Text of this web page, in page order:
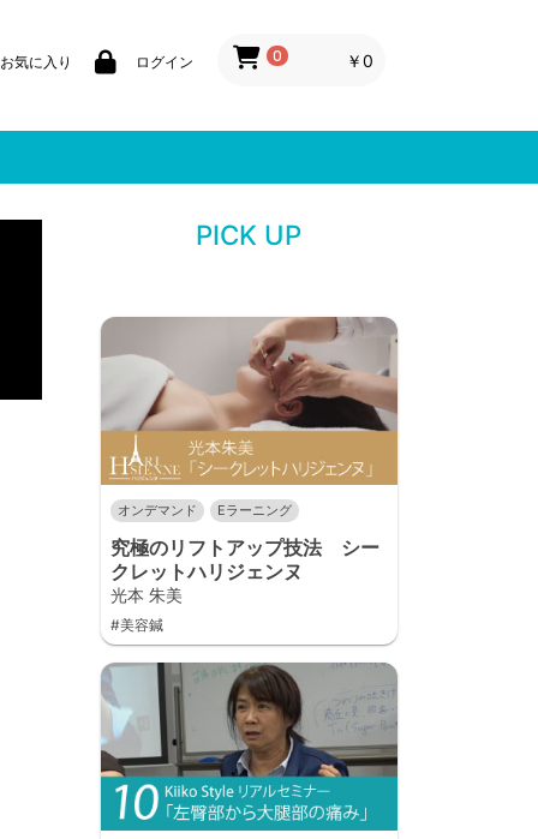
お気に入り ログイン 0 ￥0
PICK UP
オンデマンド Eラーニング
究極のリフトアップ技法 シー
クレットハリジェンヌ
光本 朱美
#美容鍼